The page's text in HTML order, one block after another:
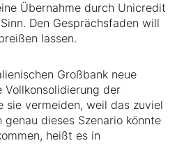
Übernahme durch Unicredit
Den Gesprächsfaden will
lassen.
Großbank neue
Vollkonsolidierung der
sie vermeiden, weil das zuviel
dieses Szenario könnte
heißt es in